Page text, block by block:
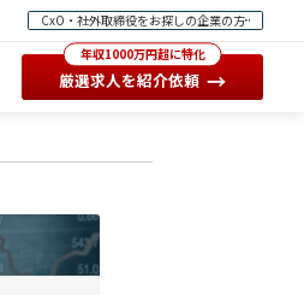
CxO・社外取締役をお探しの企業の方
年収1000万円超に特化
厳選求人を紹介依頼 →